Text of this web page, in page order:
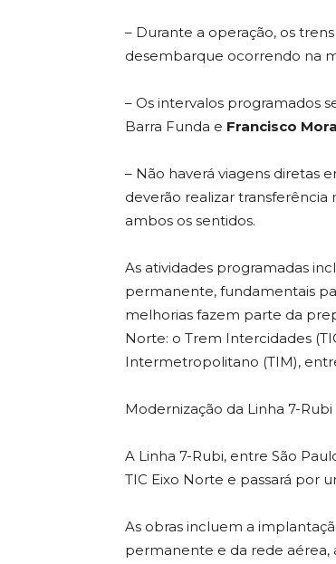
– Durante a operação, os
desembarque ocorrendo na
– Os intervalos programados
Barra Funda e Francisco
– Não haverá viagens diretas
deverão realizar transferência
ambos os sentidos.
As atividades programadas
permanente, fundamentais
melhorias fazem parte da
Norte: o Trem Intercidades
Intermetropolitano (TIM),
Modernização da Linha 7-Rubi
A Linha 7-Rubi, entre São
TIC Eixo Norte e passará por
As obras incluem a
permanente e da rede aérea,